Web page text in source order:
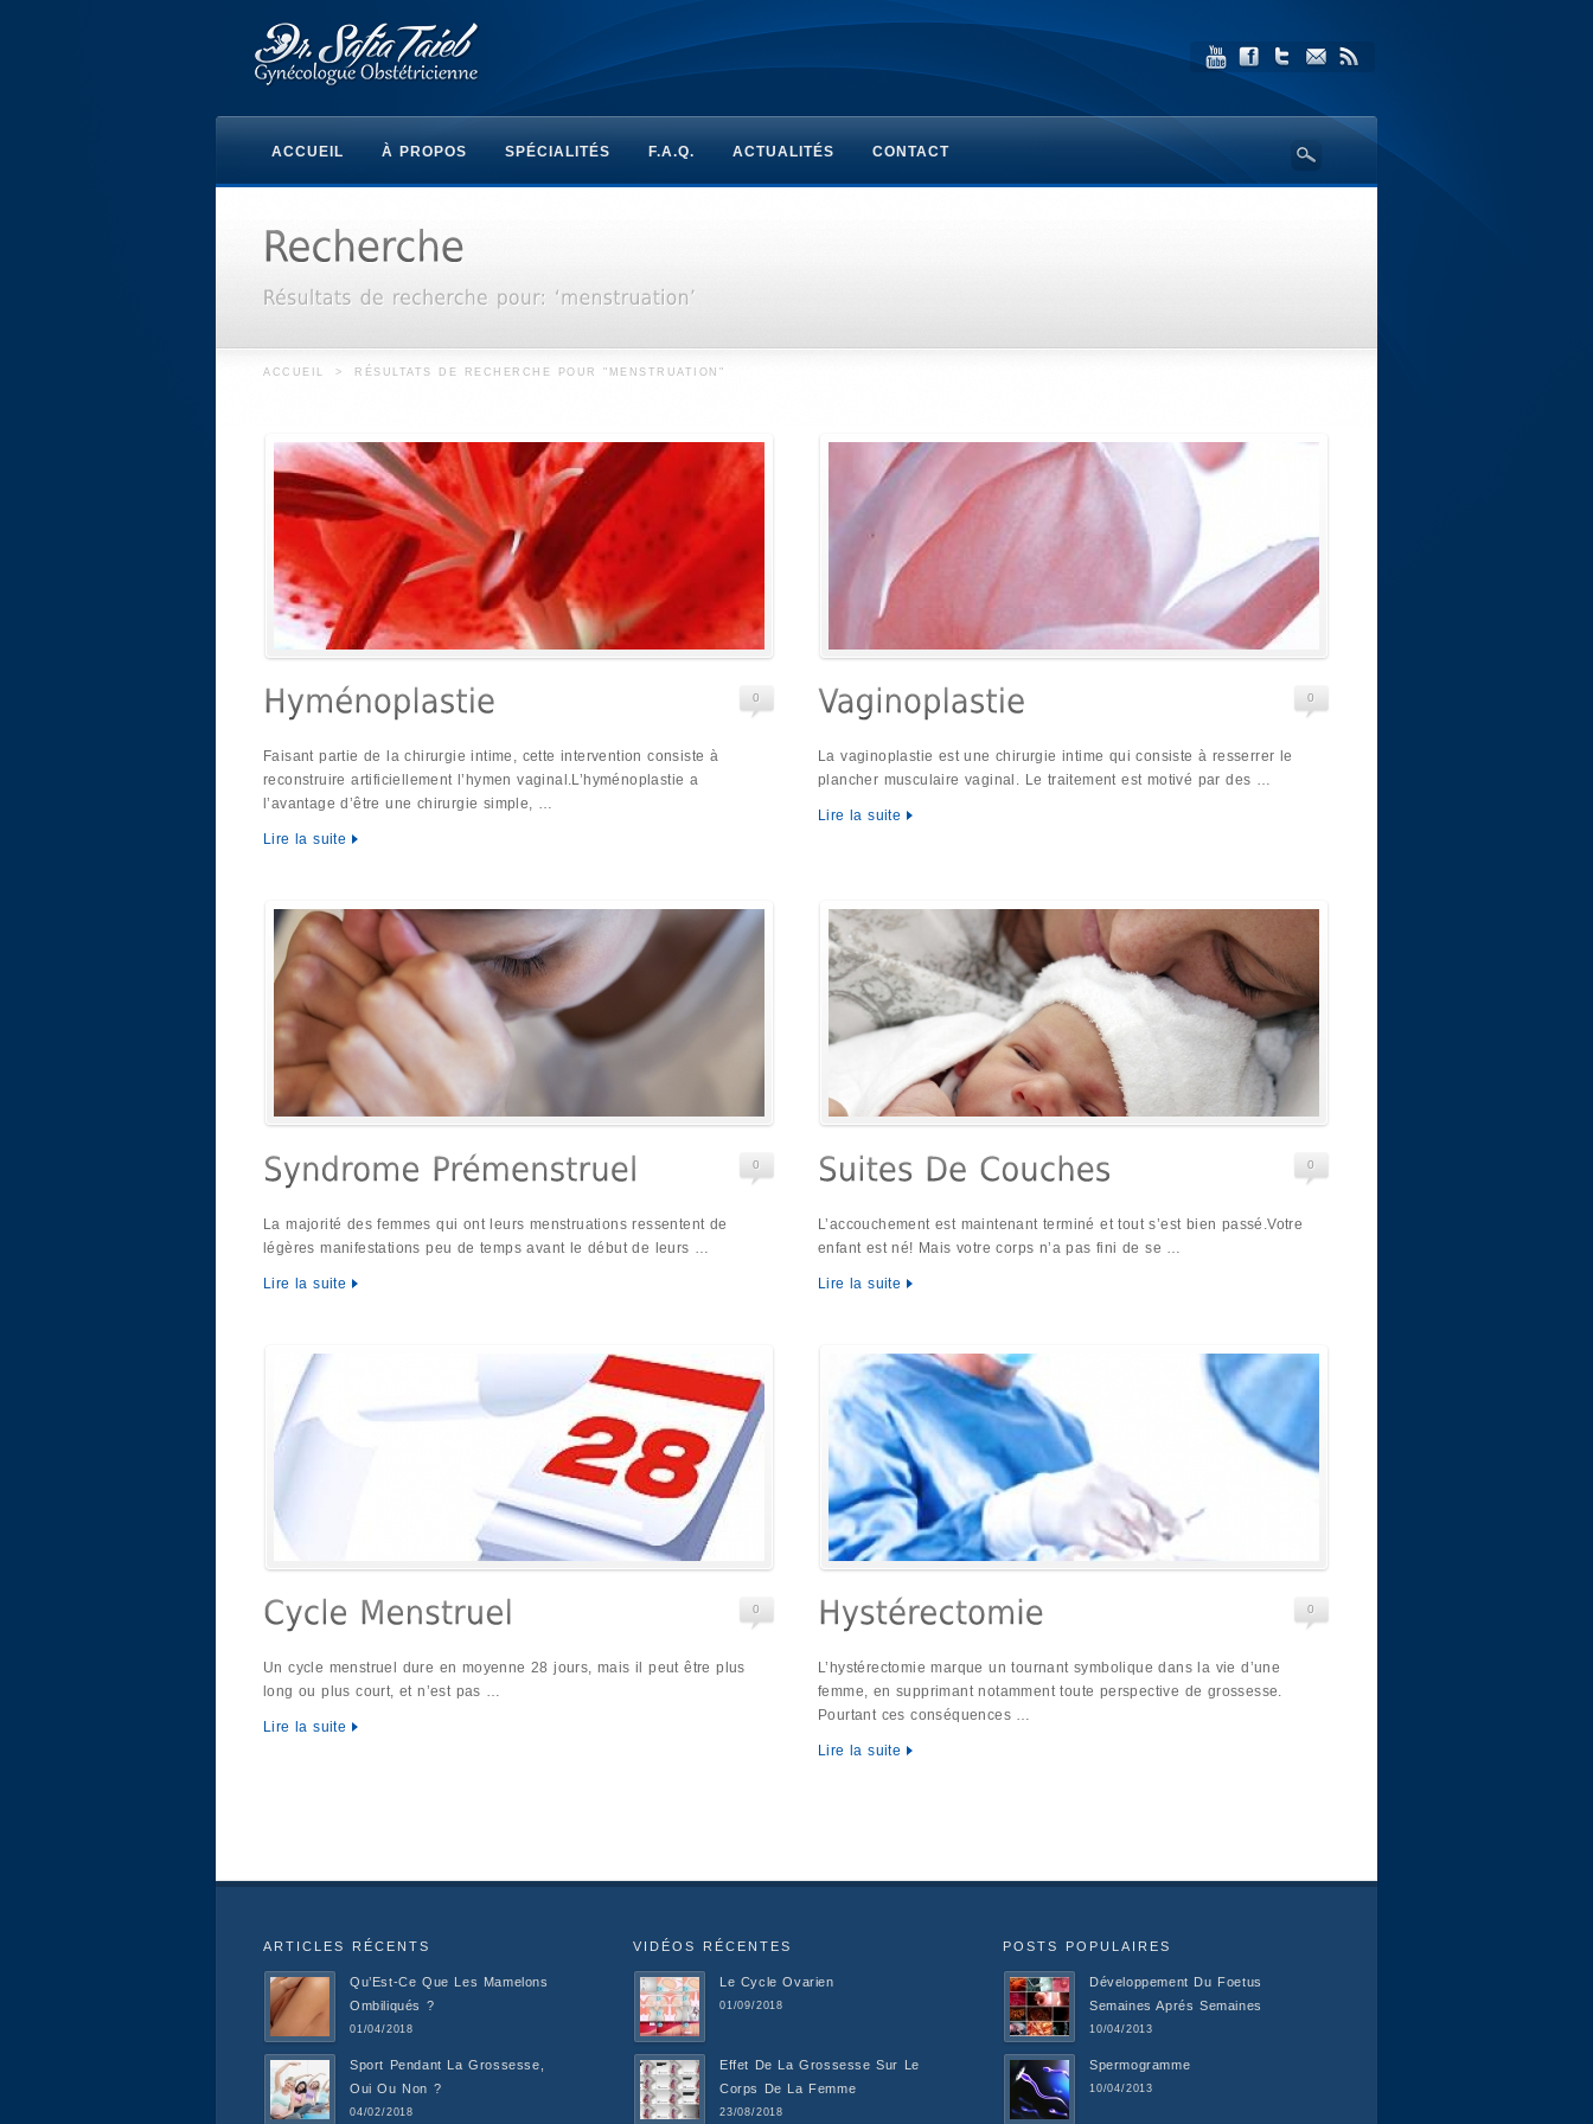
ACCUEIL À PROPOS SPÉCIALITÉS F.A.Q. ACTUALITÉS CONTACT
ACCUEIL > RÉSULTATS DE RECHERCHE POUR "MENSTRUATION"
0
Faisant partie de la chirurgie intime, cette intervention consiste à
reconstruire artificiellement l’hymen vaginal.L’hyménoplastie a
l’avantage d’être une chirurgie simple, …
Lire la suite
0
La vaginoplastie est une chirurgie intime qui consiste à resserrer le
plancher musculaire vaginal. Le traitement est motivé par des …
Lire la suite
0
La majorité des femmes qui ont leurs menstruations ressentent de
légères manifestations peu de temps avant le début de leurs …
Lire la suite
0
L’accouchement est maintenant terminé et tout s’est bien passé.Votre
enfant est né! Mais votre corps n’a pas fini de se …
Lire la suite
0
Un cycle menstruel dure en moyenne 28 jours, mais il peut être plus
long ou plus court, et n’est pas …
Lire la suite
0
L’hystérectomie marque un tournant symbolique dans la vie d’une
femme, en supprimant notamment toute perspective de grossesse.
Pourtant ces conséquences …
Lire la suite
ARTICLES RÉCENTS
Qu’Est-Ce Que Les Mamelons
Ombiliqués ?
01/04/2018
Sport Pendant La Grossesse,
Oui Ou Non ?
04/02/2018
VIDÉOS RÉCENTES
Le Cycle Ovarien
01/09/2018
Effet De La Grossesse Sur Le
Corps De La Femme
23/08/2018
POSTS POPULAIRES
Développement Du Foetus
Semaines Aprés Semaines
10/04/2013
Spermogramme
10/04/2013